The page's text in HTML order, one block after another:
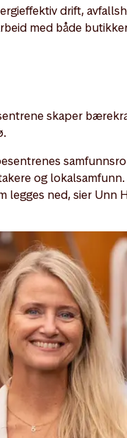
drift,
med både
skaper
og
legges ned, sier